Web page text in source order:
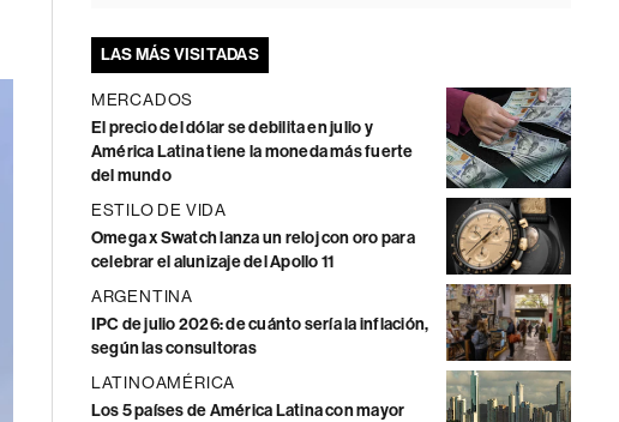
LAS MÁS VISITADAS
MERCADOS
El precio del dólar se debilita en julio y
América Latina tiene la moneda más fuerte
del mundo
ESTILO DE VIDA
Omega x Swatch lanza un reloj con oro para
celebrar el alunizaje del Apollo 11
ARGENTINA
IPC de julio 2026: de cuánto sería la inflación,
según las consultoras
LATINOAMÉRICA
Los 5 países de América Latina con mayor